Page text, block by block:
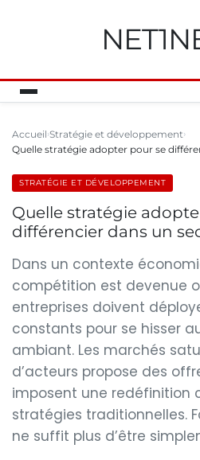
Accueil Stratégie et développement
Quelle stratégie adopter pour se
STRATÉGIE ET DÉVELOPPEMENT
Quelle stratégie
différencier dans un
Dans un contexte
compétition est devenue
entreprises doivent
constants pour se hisser
ambiant. Les marchés
d’acteurs propose des
imposent une redéfinition
stratégies traditionnelles.
ne suffit plus d’être